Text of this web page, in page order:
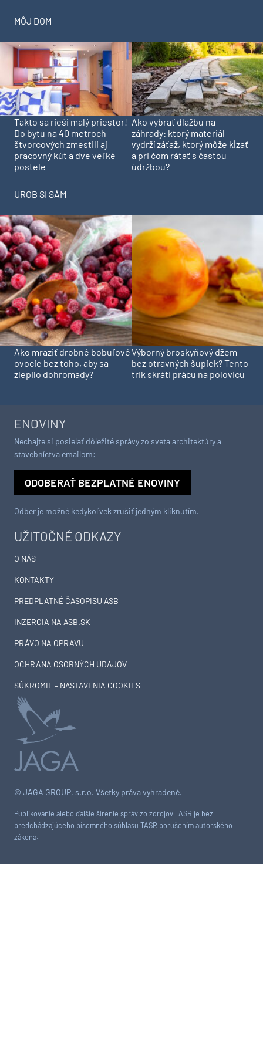
MÔJ DOM
Takto sa rieši malý priestor!
Do bytu na 40 metroch
štvorcových zmestili aj
pracovný kút a dve veľké
postele
Ako vybrať dlažbu na
záhrady: ktorý materiál
vydrží záťaž, ktorý môže kĺzať
a pri čom rátať s častou
údržbou?
UROB SI SÁM
Ako mraziť drobné bobuľové
ovocie bez toho, aby sa
zlepilo dohromady?
Výborný broskyňový džem
bez otravných šupiek? Tento
trik skráti prácu na polovicu
© JAGA GROUP, s.r.o. Všetky práva vyhradené.
Publikovanie alebo ďalšie šírenie správ zo zdrojov TASR je bez
predchádzajúceho písomného súhlasu TASR porušením autorského
zákona.
UŽITOČNÉ ODKAZY
O NÁS
KONTAKTY
PREDPLATNÉ ČASOPISU ASB
INZERCIA NA ASB.SK
PRÁVO NA OPRAVU
OCHRANA OSOBNÝCH ÚDAJOV
SÚKROMIE – NASTAVENIA COOKIES
ENOVINY
Nechajte si posielať dôležité správy zo sveta architektúry a
stavebníctva emailom:
ODOBERAŤ BEZPLATNÉ ENOVINY
Odber je možné kedykoľvek zrušiť jedným kliknutím.